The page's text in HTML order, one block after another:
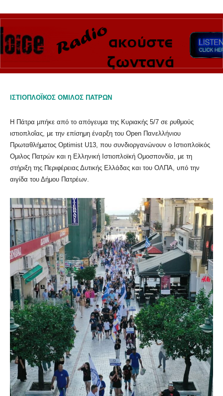
ΙΣΤΙΟΠΛΟΪΚΟΣ ΟΜΙΛΟΣ ΠΑΤΡΩΝ
Η Πάτρα μπήκε από το απόγευμα της Κυριακής 5/7 σε ρυθμούς
ιστιοπλοΐας, με την επίσημη έναρξη του Open Πανελλήνιου
Πρωταθλήματος Optimist U13, που συνδιοργανώνουν ο Ιστιοπλοϊκός
Ομιλος Πατρών και η Ελληνική Ιστιοπλοϊκή Ομοσπονδία, με τη
στήριξη της Περιφέρειας Δυτικής Ελλάδας και του ΟΛΠΑ, υπό την
αιγίδα του Δήμου Πατρέων.